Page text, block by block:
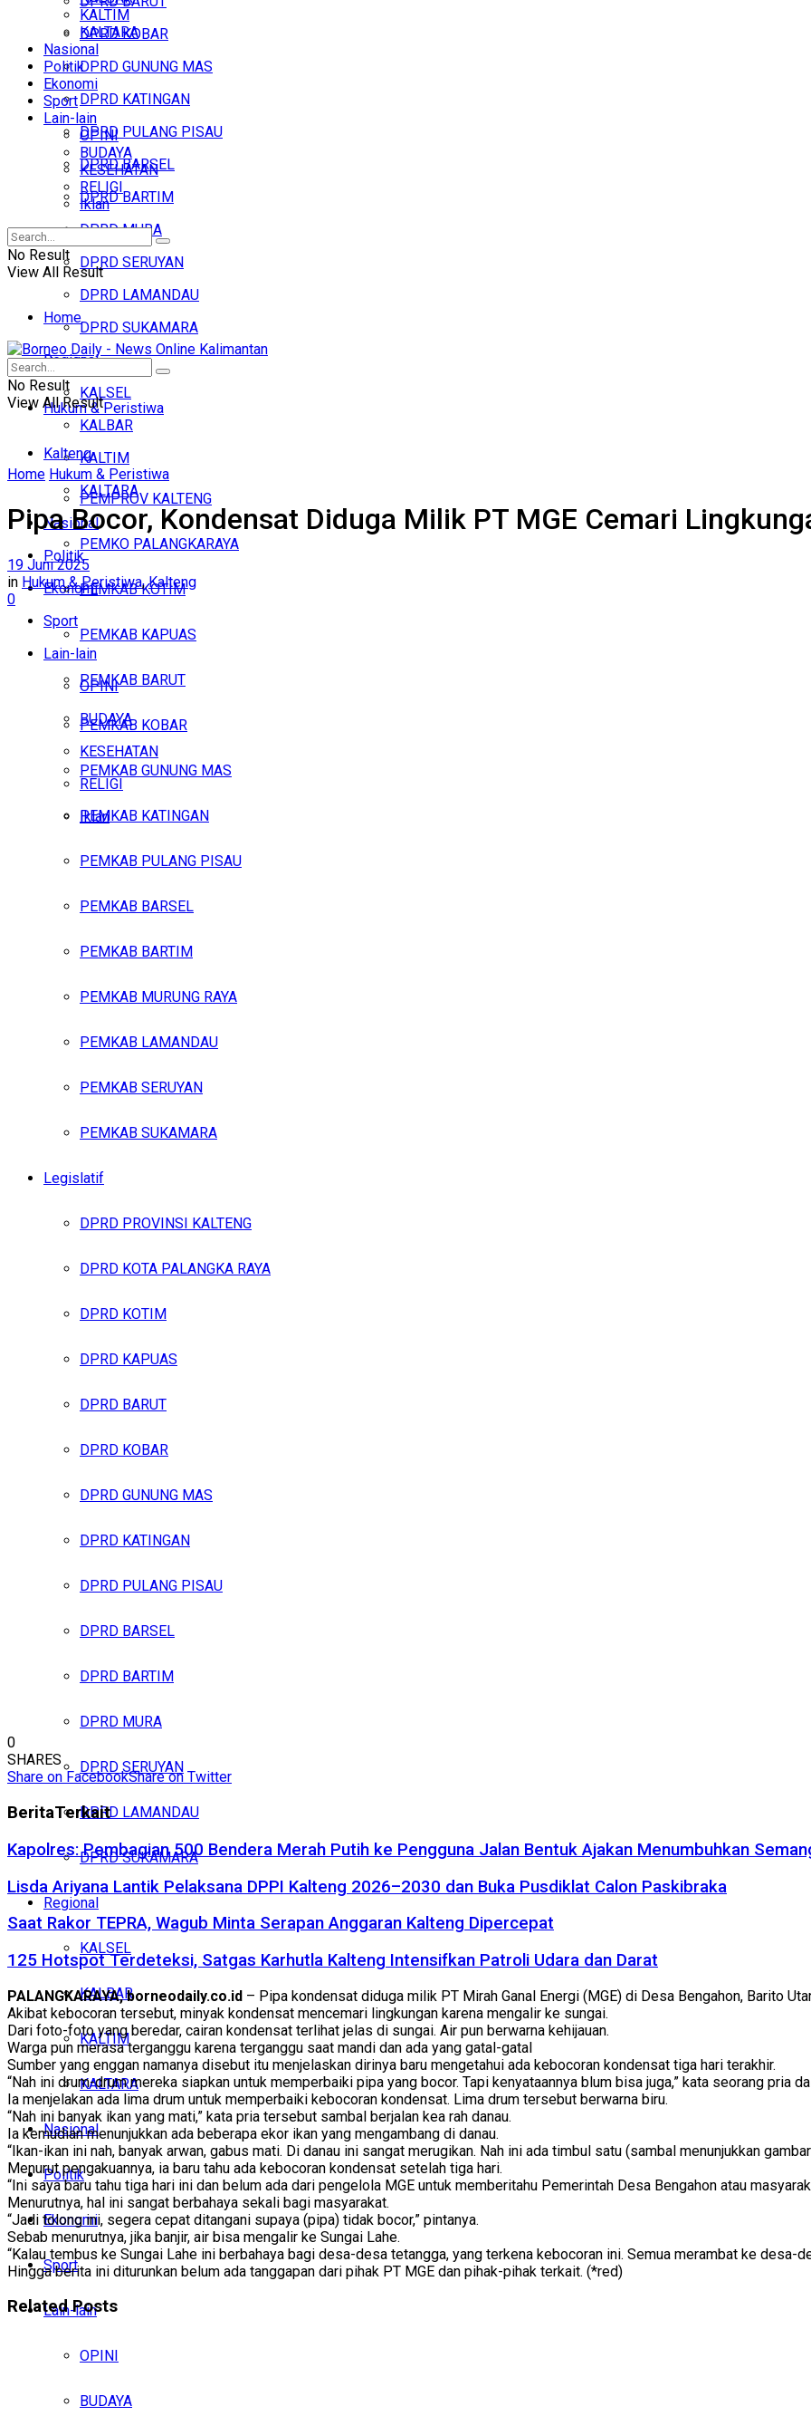
DPRD KOBAR
DPRD GUNUNG MAS
DPRD KATINGAN
DPRD PULANG PISAU
DPRD BARSEL
DPRD BARTIM
DPRD MURA
DPRD SERUYAN
DPRD LAMANDAU
DPRD SUKAMARA
Regional
KALSEL
KALBAR
KALTIM
KALTARA
Nasional
Politik
Ekonomi
Sport
Lain-lain
OPINI
BUDAYA
KESEHATAN
RELIGI
Iklan
Jumat, Agustus 7, 2026
KALTIM
KALTARA
Nasional
Politik
Ekonomi
Sport
Lain-lain
OPINI
BUDAYA
KESEHATAN
RELIGI
Iklan
No Result
View All Result
Home
Headline
Hukum & Peristiwa
Kalteng
PEMPROV KALTENG
PEMKO PALANGKARAYA
PEMKAB KOTIM
PEMKAB KAPUAS
PEMKAB BARUT
PEMKAB KOBAR
PEMKAB GUNUNG MAS
PEMKAB KATINGAN
PEMKAB PULANG PISAU
PEMKAB BARSEL
PEMKAB BARTIM
PEMKAB MURUNG RAYA
PEMKAB LAMANDAU
PEMKAB SERUYAN
PEMKAB SUKAMARA
Legislatif
DPRD PROVINSI KALTENG
DPRD KOTA PALANGKA RAYA
DPRD KOTIM
DPRD KAPUAS
DPRD BARUT
DPRD KOBAR
DPRD GUNUNG MAS
DPRD KATINGAN
DPRD PULANG PISAU
DPRD BARSEL
DPRD BARTIM
DPRD MURA
DPRD SERUYAN
DPRD LAMANDAU
DPRD SUKAMARA
Regional
KALSEL
KALBAR
KALTIM
KALTARA
Nasional
Politik
Ekonomi
Sport
Lain-lain
OPINI
BUDAYA
No Result
View All Result
Home Hukum & Peristiwa
Pipa Bocor, Kondensat Diduga Milik PT MGE Cemari
19 Juni 2025
in Hukum & Peristiwa,Kalteng
0
0
SHARES
Share on FacebookShare on Twitter
BeritaTerkait
Kapolres: Pembagian 500 Bendera Merah Putih ke Pengguna Jalan Bentuk Ajakan Menumbuhkan
Lisda Ariyana Lantik Pelaksana DPPI Kalteng 2026–2030 dan Buka Pusdiklat Calon Paskibraka
Saat Rakor TEPRA, Wagub Minta Serapan Anggaran Kalteng Dipercepat
125 Hotspot Terdeteksi, Satgas Karhutla Kalteng Intensifkan Patroli Udara dan Darat
PALANGKARAYA, borneodaily.co.id – Pipa kondensat diduga milik PT Mirah Ganal Energi (MGE) di Desa Bengahon, Barito
Akibat kebocoran tersebut, minyak kondensat mencemari lingkungan karena mengalir ke sungai.
Dari foto-foto yang beredar, cairan kondensat terlihat jelas di sungai. Air pun berwarna kehijauan.
Warga pun merasa terganggu karena terganggu saat mandi dan ada yang gatal-gatal
Sumber yang enggan namanya disebut itu menjelaskan dirinya baru mengetahui ada kebocoran kondensat tiga hari terakhir.
“Nah ini drum-drum mereka siapkan untuk memperbaiki pipa yang bocor. Tapi kenyataannya blum bisa juga,” kata seorang pria
Ia menjelakan ada lima drum untuk memperbaiki kebocoran kondensat. Lima drum tersebut berwarna biru.
“Nah ini banyak ikan yang mati,” kata pria tersebut sambal berjalan kea rah danau.
Ia kemudian menunjukkan ada beberapa ekor ikan yang mengambang di danau.
“Ikan-ikan ini nah, banyak arwan, gabus mati. Di danau ini sangat merugikan. Nah ini ada timbul satu (sambal menunjukkan
Menurut pengakuannya, ia baru tahu ada kebocoran kondensat setelah tiga hari.
“Ini saya baru tahu tiga hari ini dan belum ada dari pengelola MGE untuk memberitahu Pemerintah Desa Bengahon atau
Menurutnya, hal ini sangat berbahaya sekali bagi masyarakat.
“Jadi tolong ini, segera cepat ditangani supaya (pipa) tidak bocor,” pintanya.
Sebab menurutnya, jika banjir, air bisa mengalir ke Sungai Lahe.
“Kalau tembus ke Sungai Lahe ini berbahaya bagi desa-desa tetangga, yang terkena kebocoran ini. Semua merambat ke desa-
Hingga berita ini diturunkan belum ada tanggapan dari pihak PT MGE dan pihak-pihak terkait. (*red)
RelatedPosts